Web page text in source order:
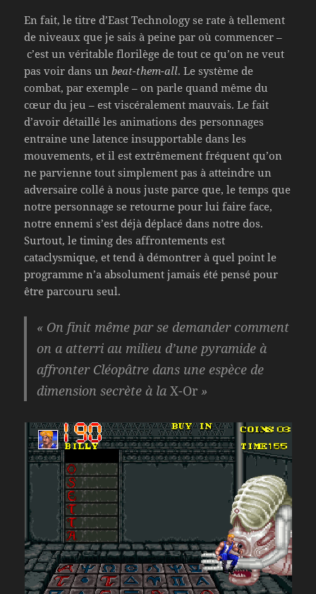
En fait, le titre d’East Technology se rate à tellement
de niveaux que je sais à peine par où commencer –
c’est un véritable florilège de tout ce qu’on ne veut
pas voir dans unbeat-them-all. Le système de
combat, par exemple – on parle quand même du
cœur du jeu – est viscéralement mauvais. Le fait
d’avoir détaillé les animations des personnages
entraine une latence insupportable dans les
mouvements, et il est extrêmement fréquent qu’on
ne parvienne tout simplement pas à atteindre un
adversaire collé à nous juste parce que, le temps que
notre personnage se retourne pour lui faire face,
notre ennemi s’est déjà déplacé dans notre dos.
Surtout, le timing des affrontements est
cataclysmique, et tend à démontrer à quel point le
programme n’a absolument jamais été pensé pour
être parcouru seul.
« On finit même par se demander comment
on a atterri au milieu d’une pyramide à
affronter Cléopâtre dans une espèce de
dimension secrète à la X-Or »